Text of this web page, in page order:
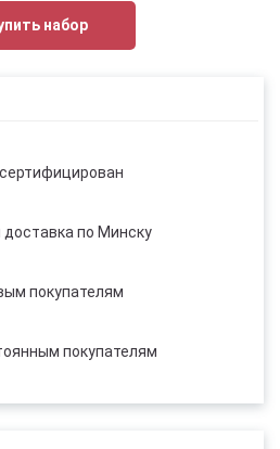
набор
доставка по Минску
покупателям
покупателям